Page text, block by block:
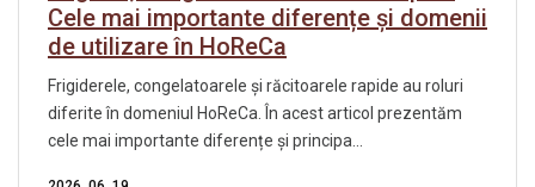
Cele mai importante diferențe și domenii
de utilizare în HoReCa
Frigiderele, congelatoarele și răcitoarele rapide au roluri
diferite în domeniul HoReCa. În acest articol prezentăm
cele mai importante diferențe și principa...